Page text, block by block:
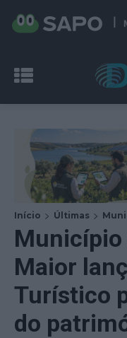
Início Últimas
Município
Maior
Turístico
do